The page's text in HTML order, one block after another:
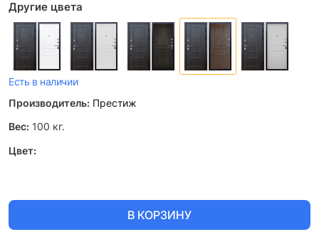
Другие цвета
Есть в наличии
Производитель: Престиж
Вес: 100 кг.
Цвет:
В КОРЗИНУ